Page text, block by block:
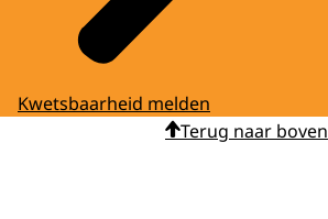
Kwetsbaarheid melden
Terug naar boven